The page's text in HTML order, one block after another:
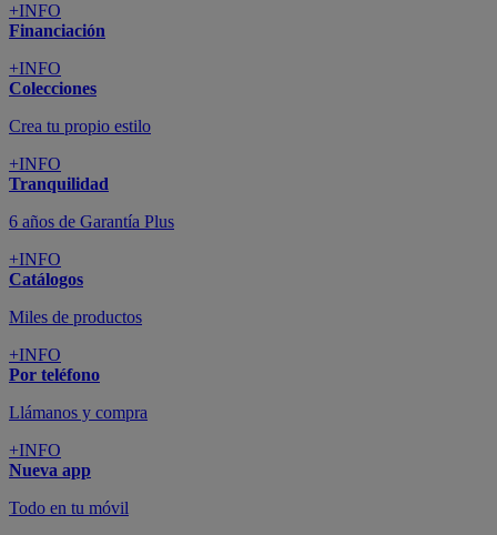
+INFO
Financiación
+INFO
Colecciones
Crea tu propio estilo
+INFO
Tranquilidad
6 años de Garantía Plus
+INFO
Catálogos
Miles de productos
+INFO
Por teléfono
Llámanos y compra
+INFO
Nueva app
Todo en tu móvil